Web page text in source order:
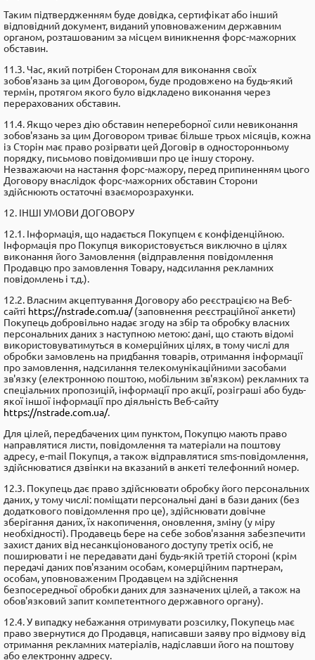
Таким підтвердженням буде довідка, сертифікат або інший
відповідний документ, виданий уповноваженим державним
органом, розташованим за місцем виникнення форс-мажорних
обставин.
11.3. Час, який потрібен Сторонам для виконання своїх
зобов'язань за цим Договором, буде продовжено на будь-який
термін, протягом якого було відкладено виконання через
перерахованих обставин.
11.4. Якщо через дію обставин непереборної сили невиконання
зобов'язань за цим Договором триває більше трьох місяців, кожна
із Сторін має право розірвати цей Договір в односторонньому
порядку, письмово повідомивши про це іншу сторону.
Незважаючи на настання форс-мажору, перед припиненням цього
Договору внаслідок форс-мажорних обставин Сторони
здійснюють остаточні взаєморозрахунки.
12. IHШІ УМОВИ ДОГОВОРУ
12.1. Інформація, що надається Покупцем є конфіденційною.
Інформація про Покупця використовується виключно в цілях
виконання його Замовлення (відправлення повідомлення
Продавцю про замовлення Товару, надсилання рекламних
повідомлень і т.д.).
12.2. Власним акцептування Договору або реєстрацією на Веб-
сайті https://nstrade.com.ua/(заповнення реєстраційної анкети)
Покупець добровільно надає згоду на збір та обробку власних
персональних даних з наступною метою: дані, що стають відомі
використовуватимуться в комерційних цілях, в тому числі для
обробки замовлень на придбання товарів, отримання інформації
про замовлення, надсилання телекомунікаційними засобами
зв'язку (електронною поштою, мобільним зв'язком) рекламних та
спеціальних пропозицій, інформації про акції, розіграші або будь-
якої іншої інформації про діяльність Веб-сайту
https://nstrade.com.ua/.
Для цілей, передбачених цим пунктом, Покупцю мають право
направлятися листи, повідомлення та матеріали на поштову
адресу, е-mail Покупця, а також відправлятися sms-повідомлення,
здійснюватися дзвінки на вказаний в анкеті телефонний номер.
12.3. Покупець дає право здійснювати обробку його персональних
даних, у тому числі: поміщати персональні дані в бази даних (без
додаткового повідомлення про це), здійснювати довічне
зберігання даних, їх накопичення, оновлення, зміну (у міру
необхідності). Продавець бере на себе зобов'язання забезпечити
захист даних від несанкціонованого доступу третіх осіб, не
поширювати і не передавати дані будь-якій третій стороні (крім
передачі даних пов'язаним особам, комерційним партнерам,
особам, уповноваженим Продавцем на здійснення
безпосередньої обробки даних для зазначених цілей, а також на
обов'язковий запит компетентного державного органу).
12.4. У випадку небажання отримувати розсилку, Покупець має
право звернутися до Продавця, написавши заяву про відмову від
отримання рекламних матеріалів, надіславши його на поштову
або електронну адресу.